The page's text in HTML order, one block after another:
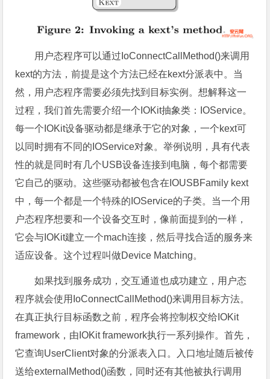
用户态程序可以通过IoConnectCallMethod()来调用
kext的方法，前提是这个方法已经在kext分派表中。当
然，用户态程序需要必须先找到目标实例。想解释这一
过程，我们首先需要介绍一个IOKit抽象类：IOService。
每一个IOKit设备驱动都是继承于它的对象，一个kext可
以同时拥有不同的IOService对象。举例说明，具有代表
性的就是同时有几个USB设备连接到电脑，每个都需要
它自己的驱动。这些驱动都被包含在IOUSBFamily kext
中，每一个都是一个特殊的IOService的子类。当一个用
户态程序想要和一个设备交互时，像前面提到的一样，
它会与IOKit建立一个mach连接，然后寻找合适的服务来
适应设备。这个过程叫做Device Matching。
如果找到服务成功，交互通道也成功建立，用户态
程序就会使用IoConnectCallMethod()来调用目标方法。
在真正执行目标函数之前，程序会将控制权交给IOKit
framework，由IOKit framework执行一系列操作。首先，
它查询UserClient对象的分派表入口。入口地址随后被传
送给externalMethod()函数，同时还有其他被执行调用